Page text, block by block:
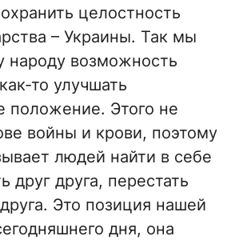
целостность
– Украины. Так мы
народу возможность
то улучшать
положение. Этого не
войны и крови, поэтому
людей найти в себе
друг друга, перестать
Это позиция нашей
дня, она